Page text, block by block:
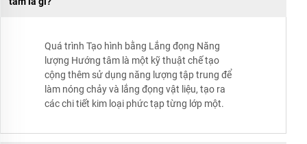
Quá trình Tạo hình bằng Lắng đọng Năng
lượng Hướng tâm là một kỹ thuật chế tạo
cộng thêm sử dụng năng lượng tập trung để
làm nóng chảy và lắng đọng vật liệu, tạo ra
các chi tiết kim loại phức tạp từng lớp một.